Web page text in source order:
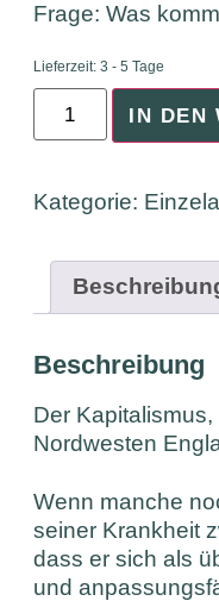
Frage: Was
Lieferzeit:3 - 5 Tage
IN DEN
Kategorie:
Beschreibung
Der
Nordwesten
Wenn manche
seiner Krankheit
dass er sich als
und